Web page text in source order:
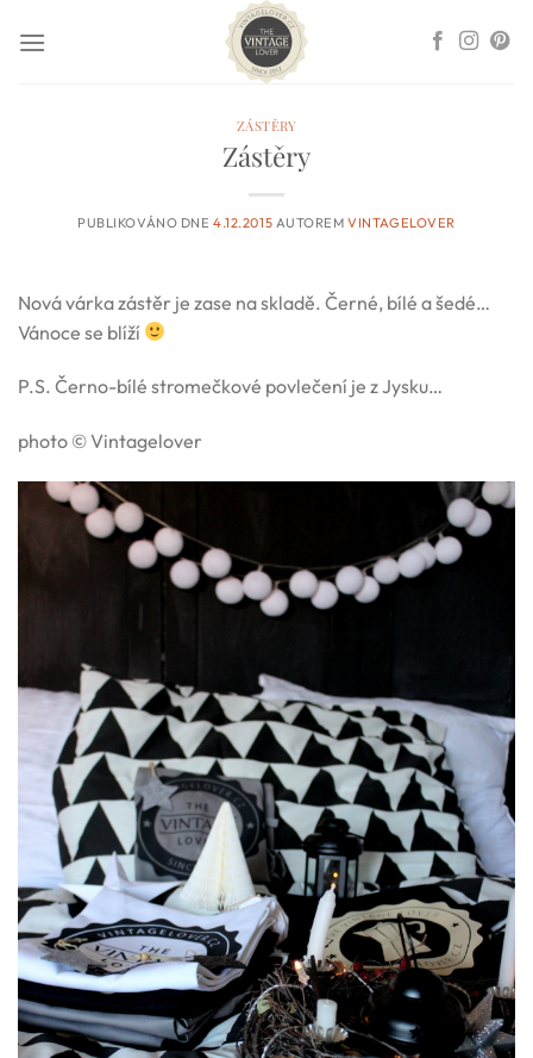
ZÁSTĚRY
Zástěry
PUBLIKOVÁNO DNE4.12.2015 AUTOREMVINTAGELOVER
Nová várka zástěr je zase na skladě. Černé, bílé a šedé…
Vánoce se blíží
P.S. Černo-bílé stromečkové povlečení je z Jysku…
photo © Vintagelover